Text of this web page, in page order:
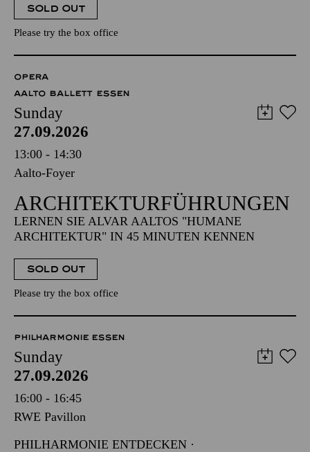
SOLD OUT
Please try the box office
OPERA
AALTO BALLETT ESSEN
Sunday
27.09.2026
13:00 - 14:30
Aalto-Foyer
ARCHITEKTUR­FÜHRUNGEN
LERNEN SIE ALVAR AALTOS "HUMANE
ARCHITEKTUR" IN 45 MINUTEN KENNEN
SOLD OUT
Please try the box office
PHILHARMONIE ESSEN
Sunday
27.09.2026
16:00 - 16:45
RWE Pavillon
PHILHARMONIE ENTDECKEN ·